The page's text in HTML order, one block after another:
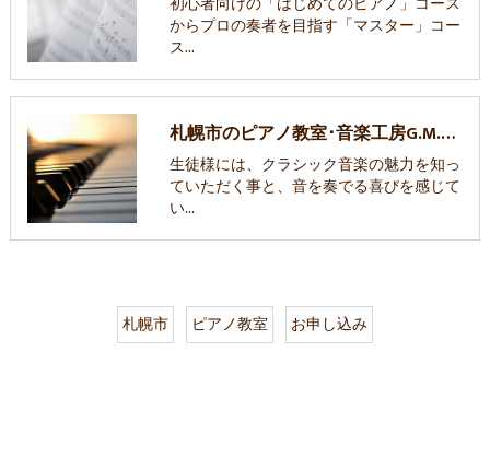
からプロの奏者を目指す「マスター」コー
ス…
札幌市のピアノ教室･音楽工房G.M.P the 大楽のお客様の声
生徒様には、クラシック音楽の魅力を知っ
ていただく事と、音を奏でる喜びを感じて
い…
札幌市 ピアノ教室 お申し込み